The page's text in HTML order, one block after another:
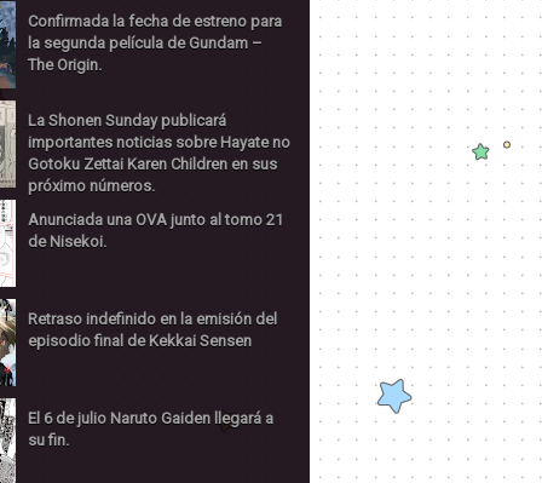
Confirmada la fecha de estreno para
la segunda película de Gundam –
The Origin.
La Shonen Sunday publicará
importantes noticias sobre Hayate no
Gotoku Zettai Karen Children en sus
próximo números.
Anunciada una OVA junto al tomo 21
de Nisekoi.
Retraso indefinido en la emisión del
episodio final de Kekkai Sensen
El 6 de julio Naruto Gaiden llegará a
su fin.